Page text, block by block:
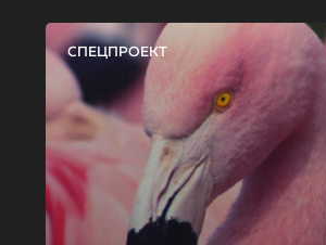
СПЕЦПРОЕКТ